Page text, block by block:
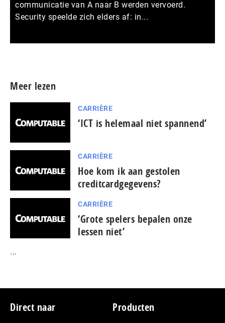
communicatie van A naar B werden vervoerd.
Security speelde zich elders af: in...
Meer lezen
CARRIÈRE
‘ICT is helemaal niet spannend’
CARRIÈRE
Hoe kom ik aan gestolen
creditcardgegevens?
CARRIÈRE
‘Grote spelers bepalen onze
lessen niet’
...
Footer
Direct naar Producten